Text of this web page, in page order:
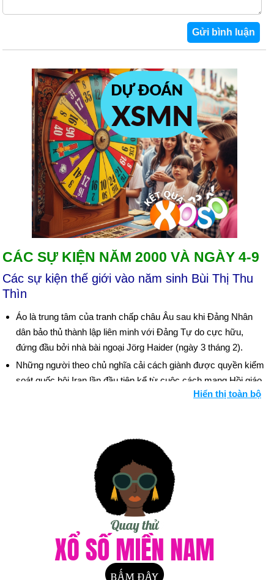
CÁC SỰ KIỆN NĂM 2000 VÀ NGÀY 4-9
Các sự kiện thế giới vào năm sinh Bùi Thị Thu
Thìn
Áo là trung tâm của tranh chấp châu Âu sau khi Đảng Nhân
dân bảo thủ thành lập liên minh với Đảng Tự do cực hữu,
đứng đầu bởi nhà bài ngoại Jörg Haider (ngày 3 tháng 2).
Những người theo chủ nghĩa cải cách giành được quyền kiểm
soát quốc hội Iran lần đầu tiên kể từ cuộc cách mạng Hồi giáo
từ chối giải giáp vũ khí (từ tháng 2 đến tháng 5).
Cựu tổng thống Indonesia Suharto bị quản thúc tại gia, bị buộc
tội tham nhũng và lạm dụng quyền lực (ngày 29 tháng 5).
Các tổng thống của Triều Tiên và Hàn Quốc ký hiệp định hòa
bình và ít nhất là về mặt biểu tượng, chấm dứt nửa thế kỷ đối
kháng (ngày 13 tháng 6).
Vicente Fox Quesada được bầu làm tổng thống Mexico, chấm
dứt 71 năm độc đảng cầm quyền của Đảng Cách mạng Thể
chế (PRI) (ngày 2 tháng 7).
Hiển thị toàn bộ